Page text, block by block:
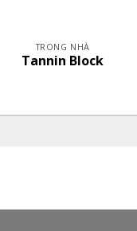
TRONG NHÀ
Tannin Block